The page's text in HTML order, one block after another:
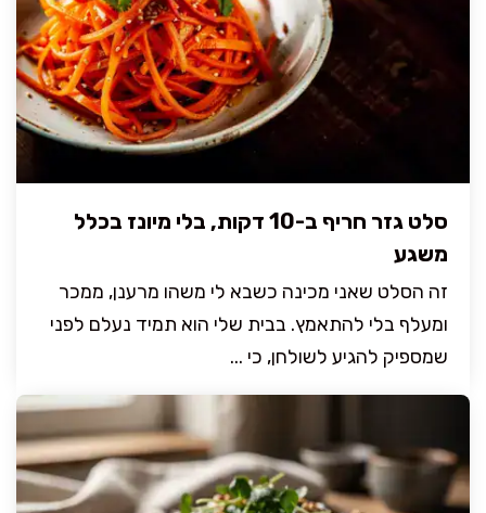
סלט גזר חריף ב-10 דקות, בלי מיונז בכלל
משגע
זה הסלט שאני מכינה כשבא לי משהו מרענן, ממכר
ומעלף בלי להתאמץ. בבית שלי הוא תמיד נעלם לפני
שמספיק להגיע לשולחן, כי ...